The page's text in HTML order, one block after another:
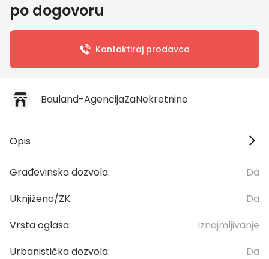
po dogovoru
Kontaktiraj prodavca
Bauland-AgencijaZaNekretnine
Opis
Građevinska dozvola:
Da
Uknjiženo/ZK:
Da
Vrsta oglasa:
Iznajmljivanje
Urbanistička dozvola:
Da